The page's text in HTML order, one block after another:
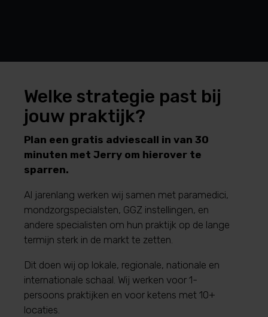
Welke strategie past bij
jouw praktijk?
Plan een gratis adviescall in van 30
minuten met Jerry om hierover te
sparren.
Al jarenlang werken wij samen met paramedici,
mondzorgspecialsten, GGZ instellingen, en
andere specialisten om hun praktijk op de lange
termijn sterk in de markt te zetten.
Dit doen wij op lokale, regionale, nationale en
internationale schaal. Wij werken voor 1-
persoons praktijken en voor ketens met 10+
locaties.